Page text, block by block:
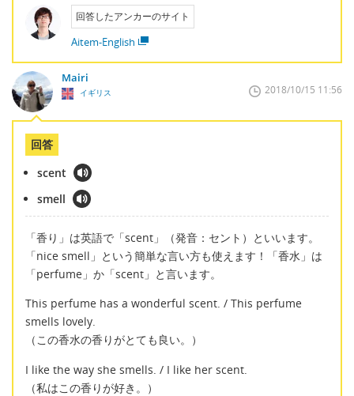
回答したアンカーのサイト
Aitem-English
Mairi
イギリス 2018/10/15 11:56
回答
scent
smell
「香り」は英語で「scent」（発音：セント）といいます。
「nice smell」という簡単な言い方も使えます！「香水」は
「perfume」か「scent」と言います。
This perfume has a wonderful scent. / This perfume
smells lovely.
（この香水の香りがとても良い。）
I like the way she smells. / I like her scent.
（私はこの香りが好き。）